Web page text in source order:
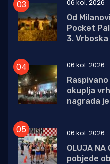
06 kol. 2026
Od
Pocket
3.
06 kol. 2026
okuplja
nagrada
06 kol. 2026
OLUJA NA
pobjede